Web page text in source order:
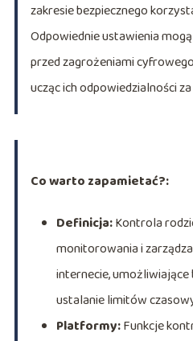
zakresie bezpiecznego
Odpowiednie ustawienia
przed zagrożeniami
ucząc ich odpowiedzialności
Co warto zapamietać?:
Definicja:Kontrola
monitorowania i
internecie,
ustalanie limitów
Platformy:Funkcje